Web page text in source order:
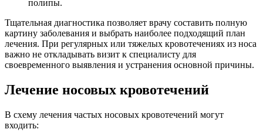
полипы.
Тщательная диагностика позволяет врачу составить полную
картину заболевания и выбрать наиболее подходящий план
лечения. При регулярных или тяжелых кровотечениях из носа
важно не откладывать визит к специалисту для
своевременного выявления и устранения основной причины.
Лечение носовых кровотечений
В схему лечения частых носовых кровотечений могут
входить: